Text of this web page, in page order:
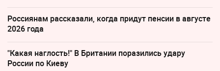
Россиянам рассказали, когда придут пенсии в августе
2026 года
"Какая наглость!" В Британии поразились удару
России по Киеву